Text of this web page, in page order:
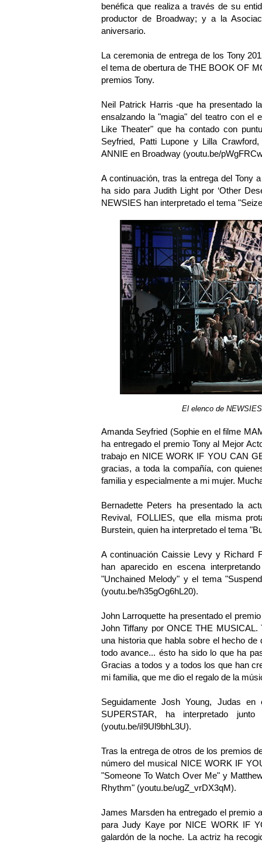
benéfica que realiza a través de su
productor de Broadway; y a la
aniversario.
La ceremonia de entrega de los Tony
el tema de obertura de THE BOOK OF
premios Tony.
Neil Patrick Harris -que ha presentado
ensalzando la "magia" del teatro con el
Like Theater" que ha contado con
Seyfried, Patti Lupone y Lilla
ANNIE en Broadway (youtu.be/
A continuación, tras la entrega del Tony
ha sido para Judith Light por ‘Other
NEWSIES han interpretado el tema
El elenco de
Amanda Seyfried (Sophie en el filme
ha entregado el premio Tony al Mejor
trabajo en NICE WORK IF YOU CAN
gracias, a toda la compañía, con
familia y especialmente a mi mujer.
Bernadette Peters ha presentado la
Revival, FOLLIES, que ella misma
Burstein, quien ha interpretado el tema
A continuación Caissie Levy y Richard
han aparecido en escena
"Unchained Melody" y el tema
(youtu.be/h35gOg6hL20).
John Larroquette ha presentado el
John Tiffany por ONCE THE
una historia que habla sobre el hecho
todo avance... ésto ha sido lo que ha
Gracias a todos y a todos los que han
mi familia, que me dio el regalo de la
Seguidamente Josh Young, Judas
SUPERSTAR, ha interpretado
(youtu.be/iI9Ul9bhL3U).
Tras la entrega de otros de los premios
número del musical NICE WORK IF
"Someone To Watch Over Me" y
Rhythm" (youtu.be/ugZ_vrDX3qM).
James Marsden ha entregado el premio
para Judy Kaye por NICE WORK IF
galardón de la noche. La actriz ha